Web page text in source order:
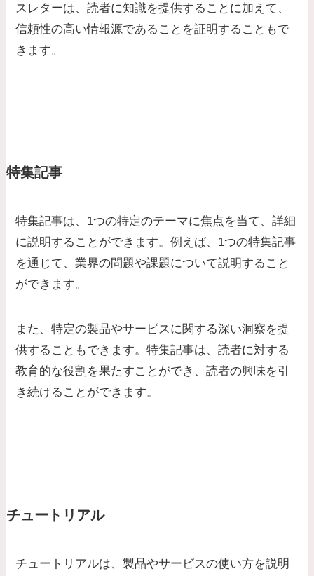
スレターは、読者に知識を提供することに加えて、
信頼性の高い情報源であることを証明することもで
きます。
特集記事
特集記事は、1つの特定のテーマに焦点を当て、詳細
に説明することができます。例えば、1つの特集記事
を通じて、業界の問題や課題について説明すること
ができます。
また、特定の製品やサービスに関する深い洞察を提
供することもできます。特集記事は、読者に対する
教育的な役割を果たすことができ、読者の興味を引
き続けることができます。
チュートリアル
チュートリアルは、製品やサービスの使い方を説明